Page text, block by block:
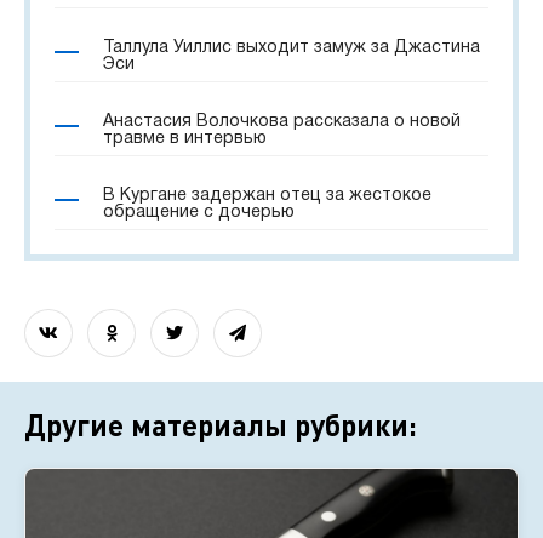
Таллула Уиллис выходит замуж за Джастина
Эси
Анастасия Волочкова рассказала о новой
травме в интервью
В Кургане задержан отец за жестокое
обращение с дочерью
Другие материалы рубрики: